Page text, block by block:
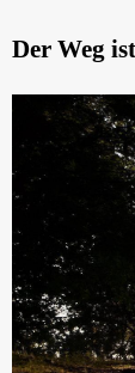
Der Weg